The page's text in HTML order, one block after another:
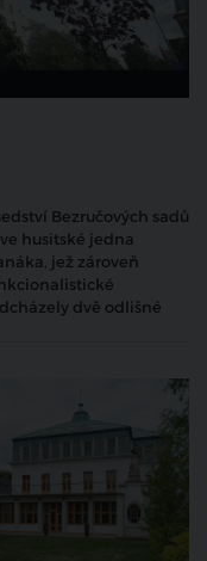
Bezručových sadů
husitské jedna
jež zároveň
dvě odlišné